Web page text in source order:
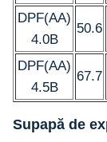
DPF(AA)
4.0B
50.6
DPF(AA)
4.5B
67.7
Supapă de